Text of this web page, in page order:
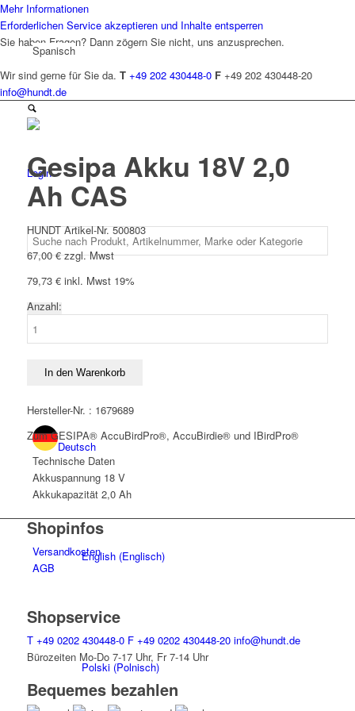
Spanisch
Login
Deutsch
English(Englisch)
Polski(Polnisch)
Mehr Informationen
Erforderlichen Service akzeptieren und Inhalte entsperren
Sie haben Fragen? Dann zögern Sie nicht, uns anzusprechen.
Wir sind gerne für Sie da. T +49 202 430448-0 F +49 202 430448-20
info@hundt.de
Gesipa Akku 18V 2,0
Ah CAS
HUNDT Artikel-Nr. 500803
67,00€zzgl. Mwst
79,73 €inkl. Mwst 19%
Anzahl:
CAS
In den Warenkorb
Hersteller-Nr. : 1679689
Zum GESIPA® AccuBirdPro®, AccuBirdie® und IBirdPro®
Technische Daten
Akkuspannung 18 V
Akkukapazität 2,0 Ah
Shopinfos
Versandkosten
AGB
Shopservice
T +49 0202 430448-0 F +49 0202 430448-20 info@hundt.de
Bürozeiten Mo-Do 7-17 Uhr, Fr 7-14 Uhr
Bequemes bezahlen